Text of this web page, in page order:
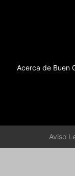
Acerca de Buen
Aviso